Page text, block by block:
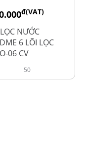
đ(VAT)
NƯỚC
6 LÕI LỌC
06 CV
50